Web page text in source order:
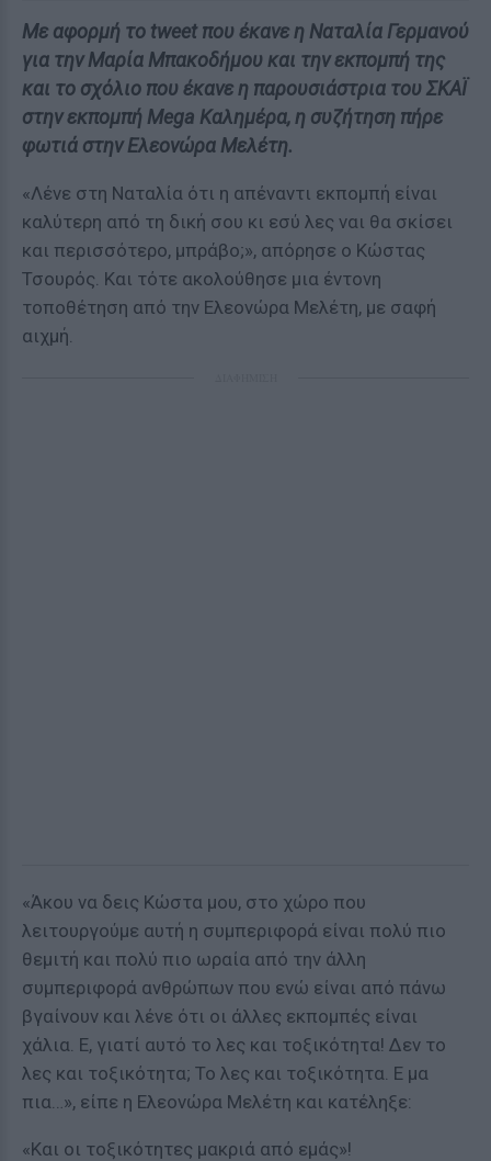
Με αφορμή το tweet που έκανε η Ναταλία Γερμανού
για την Μαρία Μπακοδήμου και την εκπομπή της
και το σχόλιο που έκανε η παρουσιάστρια του ΣΚΑΪ
στην εκπομπή Mega Καλημέρα, η συζήτηση πήρε
φωτιά στην Ελεονώρα Μελέτη.
«Λένε στη Ναταλία ότι η απέναντι εκπομπή είναι
καλύτερη από τη δική σου κι εσύ λες ναι θα σκίσει
και περισσότερο, μπράβο;», απόρησε ο Κώστας
Τσουρός. Και τότε ακολούθησε μια έντονη
τοποθέτηση από την Ελεονώρα Μελέτη, με σαφή
αιχμή.
«Άκου να δεις Κώστα μου, στο χώρο που
λειτουργούμε αυτή η συμπεριφορά είναι πολύ πιο
θεμιτή και πολύ πιο ωραία από την άλλη
συμπεριφορά ανθρώπων που ενώ είναι από πάνω
βγαίνουν και λένε ότι οι άλλες εκπομπές είναι
χάλια. Ε, γιατί αυτό το λες και τοξικότητα! Δεν το
λες και τοξικότητα; Το λες και τοξικότητα. Ε μα
πια…», είπε η Ελεονώρα Μελέτη και κατέληξε:
«Και οι τοξικότητες μακριά από εμάς»!